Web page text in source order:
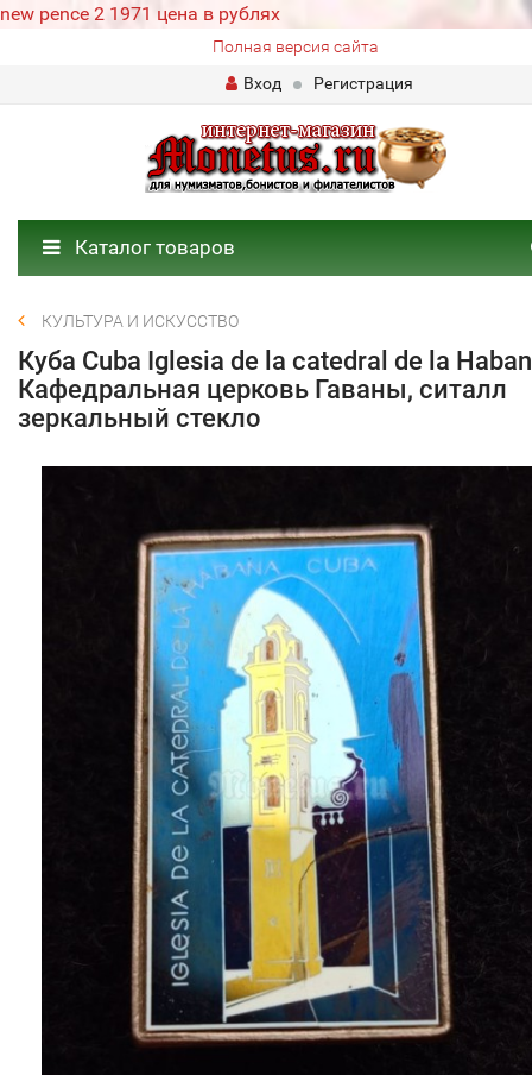
new pence 2 1971 цена в рублях
Полная версия сайта
Вход
Регистрация
Каталог товаров
КУЛЬТУРА И ИСКУССТВО
Куба Cuba Iglesia de la catedral de la
Кафедральная церковь Гаваны, ситалл
зеркальный стекло